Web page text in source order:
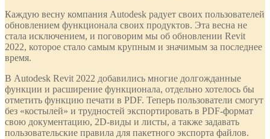
Каждую весну компания Autodesk радует своих пользователей
обновлением функционала своих продуктов. Эта весна не
стала исключением, и поговорим мы об обновлении Revit
2022, которое стало самым крупным и значимым за последнее
время.
В Autodesk Revit 2022 добавились многие долгожданные
функции и расширение функционала, отдельно хотелось бы
отметить функцию печати в PDF. Теперь пользователи смогут
без «костылей» и трудностей экспортировать в PDF-формат
свою документацию, 2D-виды и листы, а также задавать
пользовательские правила для пакетного экспорта файлов.